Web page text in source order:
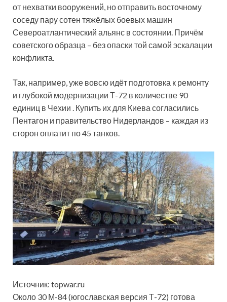
от нехватки вооружений, но отправить восточному
соседу пару сотен тяжёлых боевых машин
Североатлантический альянс в состоянии. Причём
советского образца – без опаски той самой эскалации
конфликта.
Так, например, уже вовсю идёт подготовка к ремонту
и глубокой модернизации Т-72 в количестве 90
единиц в Чехии . Купить их для Киева согласились
Пентагон и правительство Нидерландов – каждая из
сторон оплатит по 45 танков.
Источник: topwar.ru
Около 30 М-84 (югославская версия Т-72) готова